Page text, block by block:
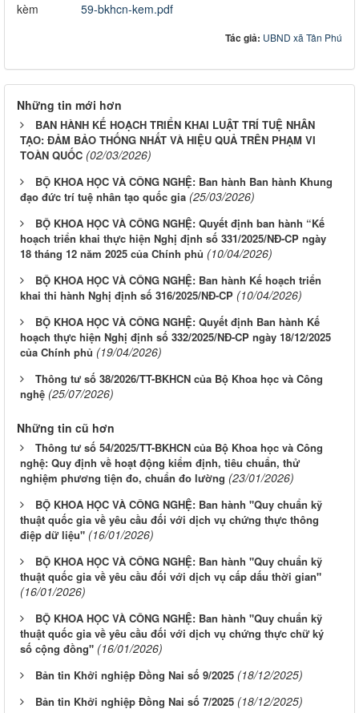
kèm
59-bkhcn-kem.pdf
Tác giả: UBND xã Tân Phú
Những tin mới hơn
BAN HÀNH KẾ HOẠCH TRIỂN KHAI LUẬT TRÍ TUỆ NHÂN
TẠO: ĐẢM BẢO THỐNG NHẤT VÀ HIỆU QUẢ TRÊN PHẠM VI
TOÀN QUỐC (02/03/2026)
BỘ KHOA HỌC VÀ CÔNG NGHỆ: Ban hành Ban hành Khung
đạo đức trí tuệ nhân tạo quốc gia (25/03/2026)
BỘ KHOA HỌC VÀ CÔNG NGHỆ: Quyết định ban hành “Kế
hoạch triển khai thực hiện Nghị định số 331/2025/NĐ-CP ngày
18 tháng 12 năm 2025 của Chính phủ (10/04/2026)
BỘ KHOA HỌC VÀ CÔNG NGHỆ: Ban hành Kế hoạch triển
khai thi hành Nghị định số 316/2025/NĐ-CP (10/04/2026)
BỘ KHOA HỌC VÀ CÔNG NGHỆ: Quyết định Ban hành Kế
hoạch thực hiện Nghị định số 332/2025/NĐ-CP ngày 18/12/2025
của Chính phủ (19/04/2026)
Thông tư số 38/2026/TT-BKHCN của Bộ Khoa học và Công
nghệ (25/07/2026)
Những tin cũ hơn
Thông tư số 54/2025/TT-BKHCN của Bộ Khoa học và Công
nghệ: Quy định về hoạt động kiểm định, tiêu chuẩn, thử
nghiệm phương tiện đo, chuẩn đo lường (23/01/2026)
BỘ KHOA HỌC VÀ CÔNG NGHỆ: Ban hành "Quy chuẩn kỹ
thuật quốc gia về yêu cầu đối với dịch vụ chứng thực thông
điệp dữ liệu" (16/01/2026)
BỘ KHOA HỌC VÀ CÔNG NGHỆ: Ban hành "Quy chuẩn kỹ
thuật quốc gia về yêu cầu đối với dịch vụ cấp dấu thời gian"
(16/01/2026)
BỘ KHOA HỌC VÀ CÔNG NGHỆ: Ban hành "Quy chuẩn kỹ
thuật quốc gia về yêu cầu đối với dịch vụ chứng thực chữ ký
số cộng đồng" (16/01/2026)
Bản tin Khởi nghiệp Đồng Nai số 9/2025 (18/12/2025)
Bản tin Khởi nghiệp Đồng Nai số 7/2025 (18/12/2025)